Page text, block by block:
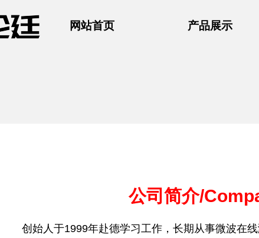
网站首页 产品展示
公司简介/
创始人于1999年赴德学习工作，长期从事微波在